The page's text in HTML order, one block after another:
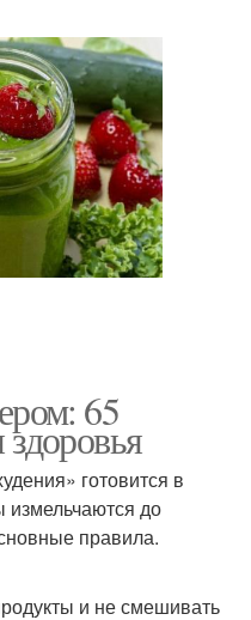
65
готовится в
измельчаются до
правила.
и не смешивать